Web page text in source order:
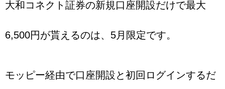
大和コネクト証券の新規口座開設だけで最大
6,500円が貰えるのは、5月限定です。
モッピー経由で口座開設と初回ログインするだ